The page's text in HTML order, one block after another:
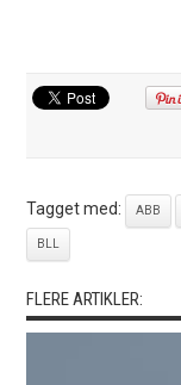
Tagget med: ABB
BLL
FLERE ARTIKLER: